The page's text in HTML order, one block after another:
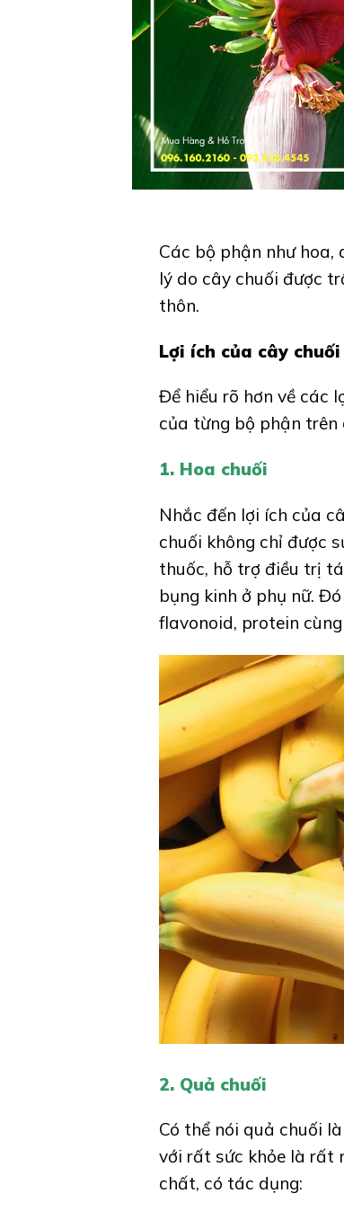
Các bộ phận như
lý do cây chuối được
thôn.
Lợi ích của cây chuối
Để hiểu rõ hơn về các
của từng bộ phận trên
1. Hoa chuối
Nhắc đến lợi ích của
chuối không chỉ được
thuốc, hỗ trợ điều trị
bụng kinh ở phụ nữ.
flavonoid, protein
2. Quả chuối
Có thể nói quả chuối
với rất sức khỏe là rất
chất, có tác dụng: